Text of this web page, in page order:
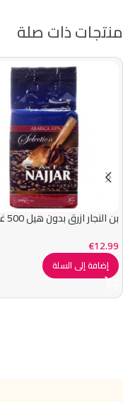
منتجات ذات صلة
بن النجار ازرق بدون هيل 500 غرام
€12.99
إضافة إلى السلة